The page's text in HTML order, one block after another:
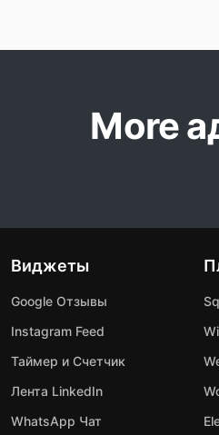
More
Виджеты
Google Отзывы
Instagram Feed
Таймер и Счетчик
Лента LinkedIn
WhatsApp Чат